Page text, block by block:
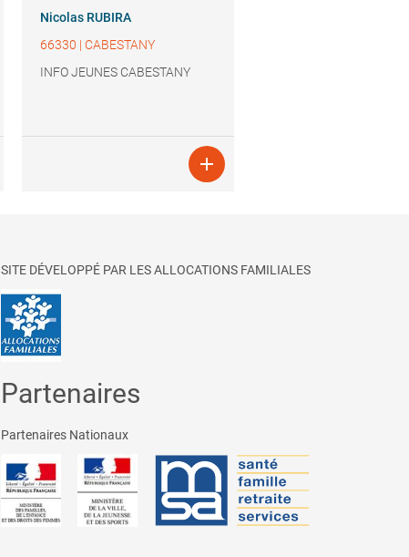
Nicolas RUBIRA
66330 | CABESTANY
INFO JEUNES CABESTANY

SITE DÉVELOPPÉ PAR LES ALLOCATIONS FAMILIALES
Partenaires
Partenaires Nationaux